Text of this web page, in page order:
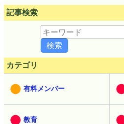
記事検索
カテゴリ
有料メンバー
教育